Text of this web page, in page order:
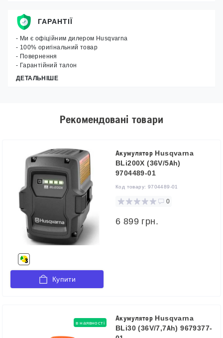
ГАРАНТІЇ
- Ми є офіційним дилером Husqvarna
- 100% оригінальний товар
- Повернення
- Гарантійний талон
ДЕТАЛЬНІШЕ
Рекомендовані товари
Акумулятор Husqvarna
BLi200X (36V/5Аh)
9704489-01
Код товару: 9704489-01
0
6 899 грн.
Купити
в наявності
Акумулятор Husqvarna
BLi30 (36V/7,7Аh) 9679377-